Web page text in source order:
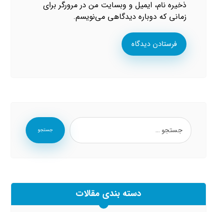
ذخیره نام، ایمیل و وبسایت من در مرورگر برای
زمانی که دوباره دیدگاهی می‌نویسم.
فرستادن دیدگاه
جستجو
دسته بندی مقالات